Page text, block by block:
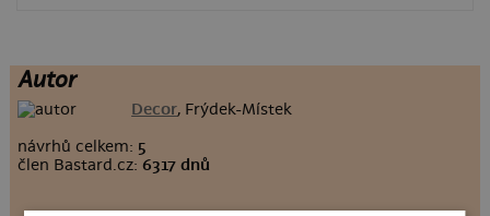
Autor
Decor, Frýdek-Místek
návrhů celkem: 5
člen Bastard.cz:6317 dnů